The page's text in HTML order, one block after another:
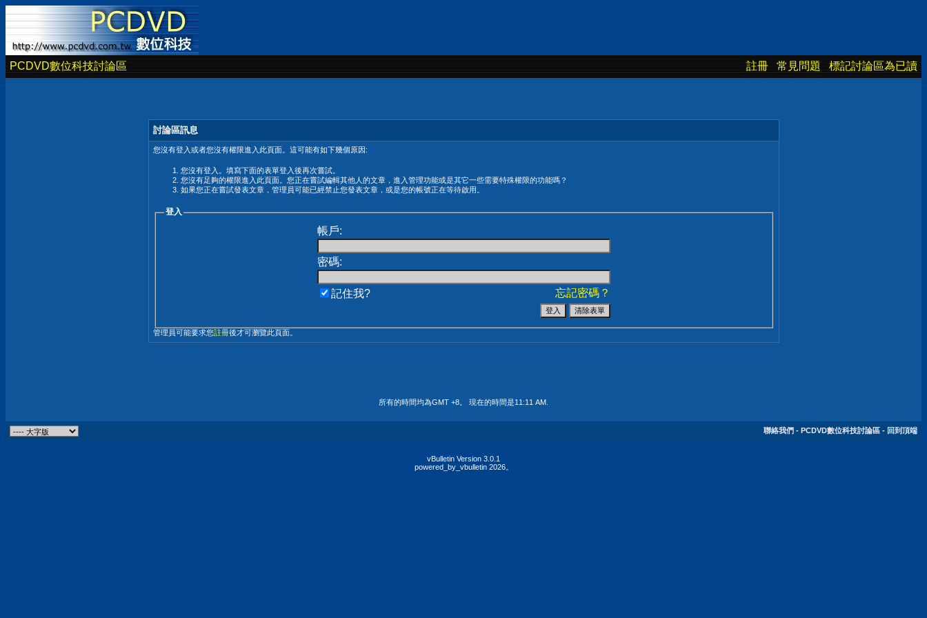
PCDVD數位科技討論區 註冊 常見問題 標記討論區為已讀
討論區訊息
您沒有登入或者您沒有權限進入此頁面。這可能有如下幾個原因:
您沒有登入。填寫下面的表單登入後再次嘗試。
您沒有足夠的權限進入此頁面。您正在嘗試編輯其他人的文章，進入管理功能或是其它一些需要特殊權限的功能嗎？
如果您正在嘗試發表文章，管理員可能已經禁止您發表文章，或是您的帳號正在等待啟用。
登入
帳戶:
密碼:
忘記密碼？
記住我?
管理員可能要求您註冊後才可瀏覽此頁面。
所有的時間均為GMT +8。 現在的時間是11:11 AM
聯絡我們 - PCDVD數位科技討論區 - 回到頂端
vBulletin Version 3.0.1
powered_by_vbulletin 2026。